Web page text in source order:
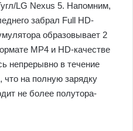
LG Nexus 5. Напомним,
забрал Full HD-
образовывает 2
MP4 и HD-качестве
непрерывно в течение
что на полную зарядку
не более полутора-